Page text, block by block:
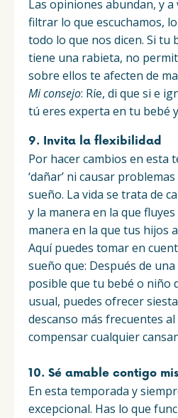
Las opiniones abundan, y a
filtrar lo que escuchamos,
todo lo que nos dicen. Si tu
tiene una rabieta, no
sobre ellos te afecten de
Mi consejo: Ríe, di que si e
tú eres experta en tu bebé
9. Invita la flexibilidad
Por hacer cambios en esta
‘dañar’ ni causar
sueño. La vida se trata de
y la manera en la que
manera en la que tus hijos
Aquí puedes tomar en
sueño que: Después de
posible que tu bebé o niño
usual, puedes ofrecer
descanso más frecuentes
compensar cualquier
10. Sé amable contigo
En esta temporada y
excepcional. Has lo que